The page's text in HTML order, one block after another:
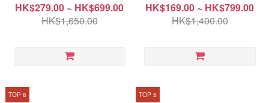
HK$279.00 ~ HK$699.00
HK$1,650.00
HK$169.00 ~ HK$799.00
HK$1,400.00
TOP 6 TOP 5